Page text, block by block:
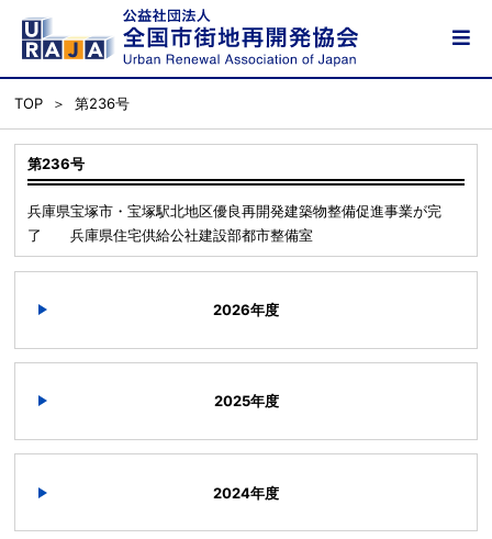
TOP 第236号
第236号
兵庫県宝塚市・宝塚駅北地区優良再開発建築物整備促進事業が完
了 兵庫県住宅供給公社建設部都市整備室
2026年度
2025年度
2024年度